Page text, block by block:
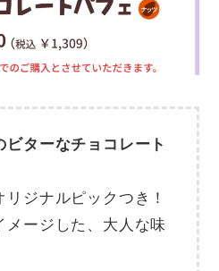
ターなチョコレート
ジナルピックつき！
メージした、大人な味